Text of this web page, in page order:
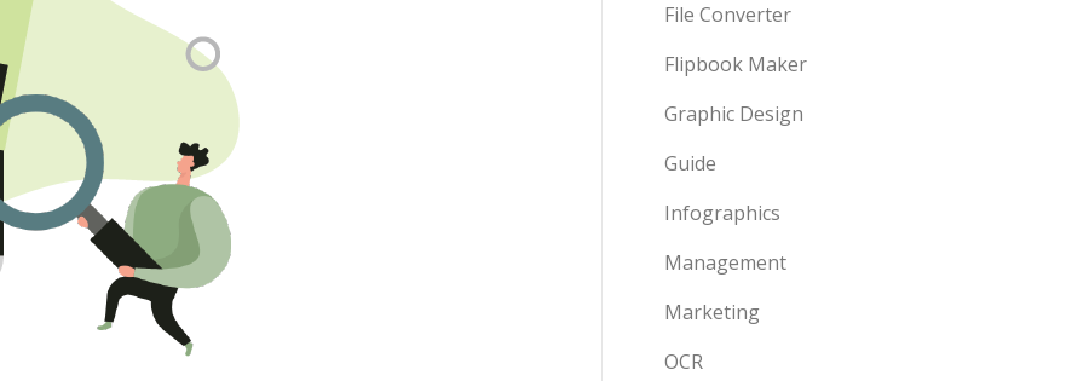
File Converter
Flipbook Maker
Graphic Design
Guide
Infographics
Management
Marketing
OCR